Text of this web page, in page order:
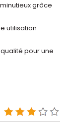
grâce
utilisation
pour une